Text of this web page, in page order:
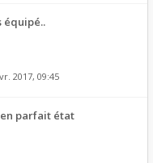
équipé..
2017, 09:45
en parfait état